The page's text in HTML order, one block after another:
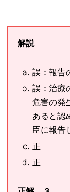
解説
誤：報告
誤：治療
危害の発
あると認
臣に報告
正
正